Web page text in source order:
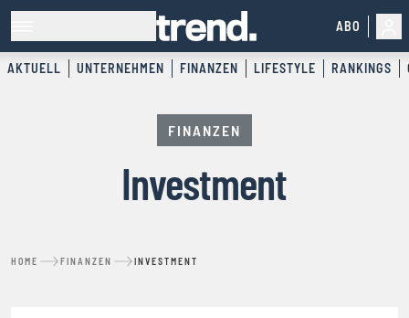
ABO
AKTUELL UNTERNEHMEN FINANZEN LIFESTYLE RANKINGS
FINANZEN
Investment
HOME FINANZEN INVESTMENT